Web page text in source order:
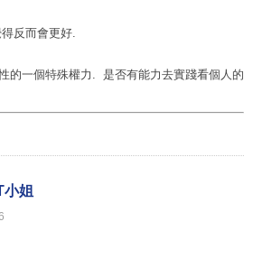
反而會更好.
的一個特殊權力. 是否有能力去實踐看個人的
姐